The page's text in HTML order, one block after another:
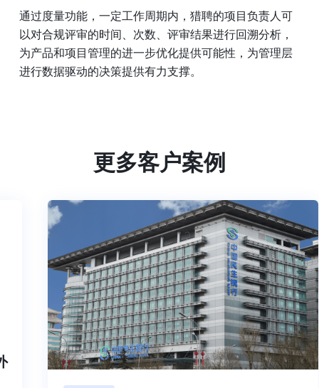
通过度量功能，一定工作周期内，猎聘的项目负责人可
以对合规评审的时间、次数、评审结果进行回溯分析，
为产品和项目管理的进一步优化提供可能性，为管理层
进行数据驱动的决策提供有力支撑。
更多客户案例